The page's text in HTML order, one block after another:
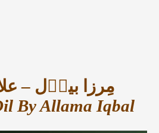
مِرزا بیدؔل –
By Allama Iqbal